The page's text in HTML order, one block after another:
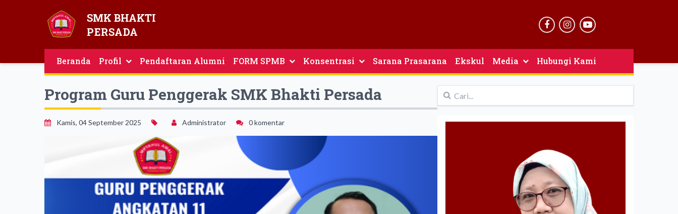
SMK BHAKTI
PERSADA
Beranda Profil Pendaftaran Alumni FORM SPMB Konsentrasi Sarana Prasarana Ekskul Media Hubungi Kami
Program Guru Penggerak SMK Bhakti Persada
Kamis, 04 September 2025 Administrator 0 komentar